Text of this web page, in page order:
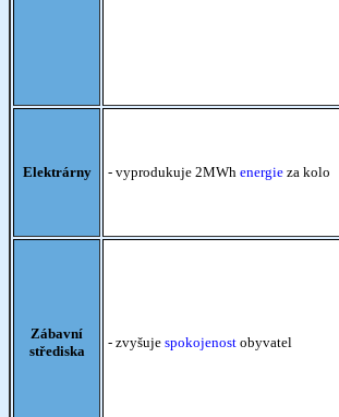
Elektrárny - vyprodukuje 2MWh energie za kolo
Zábavní
střediska
- zvyšuje spokojenost obyvatel